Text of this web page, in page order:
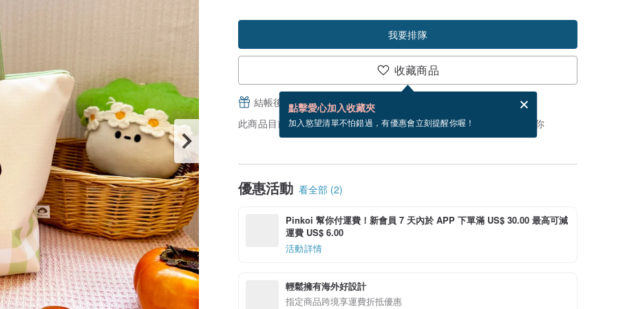
我要排隊
收藏商品
點擊愛心加入收藏夾
加入慾望清單不怕錯過，有優惠會立刻提醒你喔！
結帳後填寫並分享，免費幫你寄送電子賀卡。
電子賀卡是什麼？
此商品目前沒現貨，你可以按「我要排隊」，當有貨會主動發信通知你
優惠活動 看全部 (2)
Pinkoi 幫你付運費！新會員 7 天內於 APP 下單滿 US$ 30.00 最高可減
運費 US$ 6.00
活動詳情
輕鬆擁有海外好設計
指定商品跨境享運費折抵優惠